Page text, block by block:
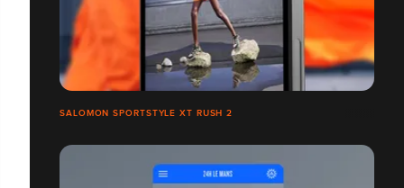
SALOMON SPORTSTYLE XT RUSH 2